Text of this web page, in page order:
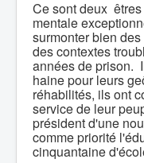
Ce sont deux
mentale
surmonter bien
des contextes
années de prison.
haine pour leurs
réhabilités, ils ont
service de leur
président d'une
comme priorité
cinquantaine